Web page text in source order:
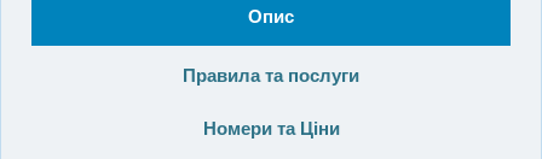
Опис
Правила та послуги
Номери та Ціни